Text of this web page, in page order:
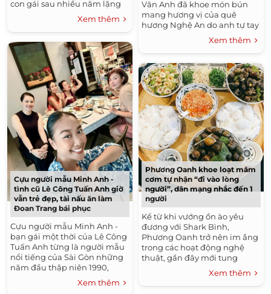
con gái sau nhiều năm lặng
lẽ ly hôn người chồng đầu
tiên. Danh tính ông xã hiện...
Xem thêm
Cựu người mẫu Minh Anh -
tình cũ Lê Công Tuấn Anh giờ
vẫn trẻ đẹp, tài nấu ăn làm
Đoan Trang bái phục
Cựu người mẫu Minh Anh -
bạn gái một thời của Lê Công
Tuấn Anh từng là người mẫu
nổi tiếng của Sài Gòn những
năm đầu thập niên 1990,
cùng thời với Trịnh Kim Chi,
Trương Ngọc Ánh, Hà Kiều...
Xem thêm
Văn Anh đã khoe món bún
mang hương vị của quê
hương Nghệ An do anh tự tay
làm. Ông xã của Tú Vi cho
biết: "Sau bao nhiêu lần
nghiên...
Xem thêm
Phương Oanh khoe loạt mâm
cơm tự nhận “đi vào lòng
người”, dân mạng nhắc đến 1
người
Kể từ khi vướng ồn ào yêu
đương với Shark Bình,
Phương Oanh trở nên im ắng
trong các hoạt động nghệ
thuật, gần đây mới tung
những clip ca hát. Trên trang
cá nhân của cô chủ yếu khoe
những...
Xem thêm